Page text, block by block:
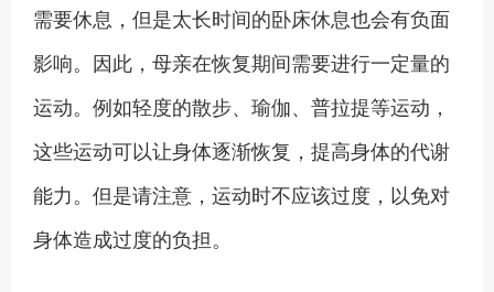
需要休息，但是太长时间的卧床休息也会有负面
影响。因此，母亲在恢复期间需要进行一定量的
运动。例如轻度的散步、瑜伽、普拉提等运动，
这些运动可以让身体逐渐恢复，提高身体的代谢
能力。但是请注意，运动时不应该过度，以免对
身体造成过度的负担。